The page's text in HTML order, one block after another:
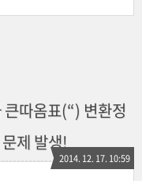
따옴표(“) 변환정
제 발생!
2014. 12. 17. 10:59